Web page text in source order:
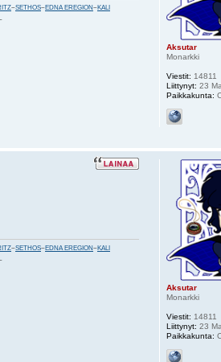
~SETHOS~EDNA EREGION ~KALI
Aksutar
Monarkki
Viestit: 14811
Liittynyt: 23
Paikkakunta:
~SETHOS~EDNA EREGION ~KALI
Aksutar
Monarkki
Viestit: 14811
Liittynyt: 23
Paikkakunta: